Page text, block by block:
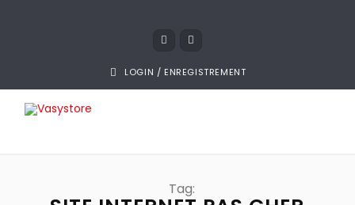
LOGIN / ENREGISTREMENT
Tag: